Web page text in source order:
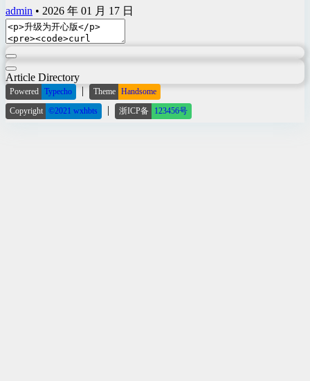
admin • 2026 年 01 月 17 日
Article Directory
Powered Typecho | Theme Handsome
Copyright ©2021 wxhbts | 浙ICP备 123456号